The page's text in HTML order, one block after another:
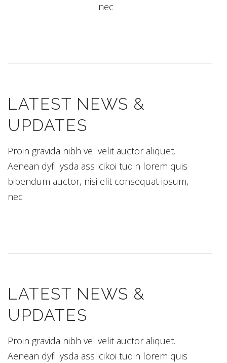
nec
LATEST NEWS &
UPDATES
Proin gravida nibh vel velit auctor aliquet.
Aenean dyfi iysda asslicikoi tudin lorem quis
bibendum auctor, nisi elit consequat ipsum,
nec
LATEST NEWS &
UPDATES
Proin gravida nibh vel velit auctor aliquet.
Aenean dyfi iysda asslicikoi tudin lorem quis